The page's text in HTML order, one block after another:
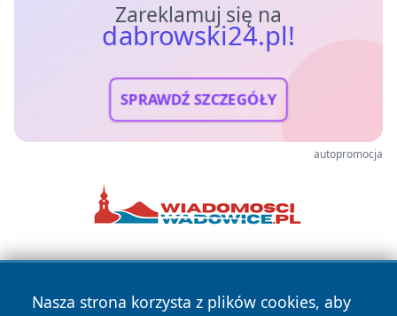
Zareklamuj się na
dabrowski24.pl!
SPRAWDŹ SZCZEGÓŁY
autopromocja
Nasza strona korzysta z plików cookies, aby